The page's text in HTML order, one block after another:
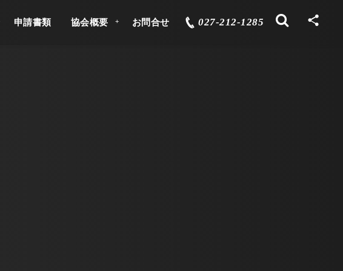
申請書類 協会概要 お問合せ 027-212-1285